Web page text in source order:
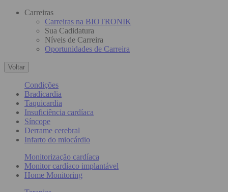
Carreiras
Carreiras na BIOTRONIK
Sua Cadidatura
Níveis de Carreira
Oportunidades de Carreira
Voltar
Condições
Bradicardia
Taquicardia
Insuficiência cardíaca
Síncope
Derrame cerebral
Infarto do miocárdio
Monitorização cardíaca
Monitor cardíaco implantável
Home Monitoring